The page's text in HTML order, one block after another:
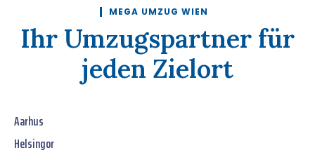
MEGA UMZUG WIEN
Ihr Umzugspartner für
jeden Zielort
Aarhus
Helsingor